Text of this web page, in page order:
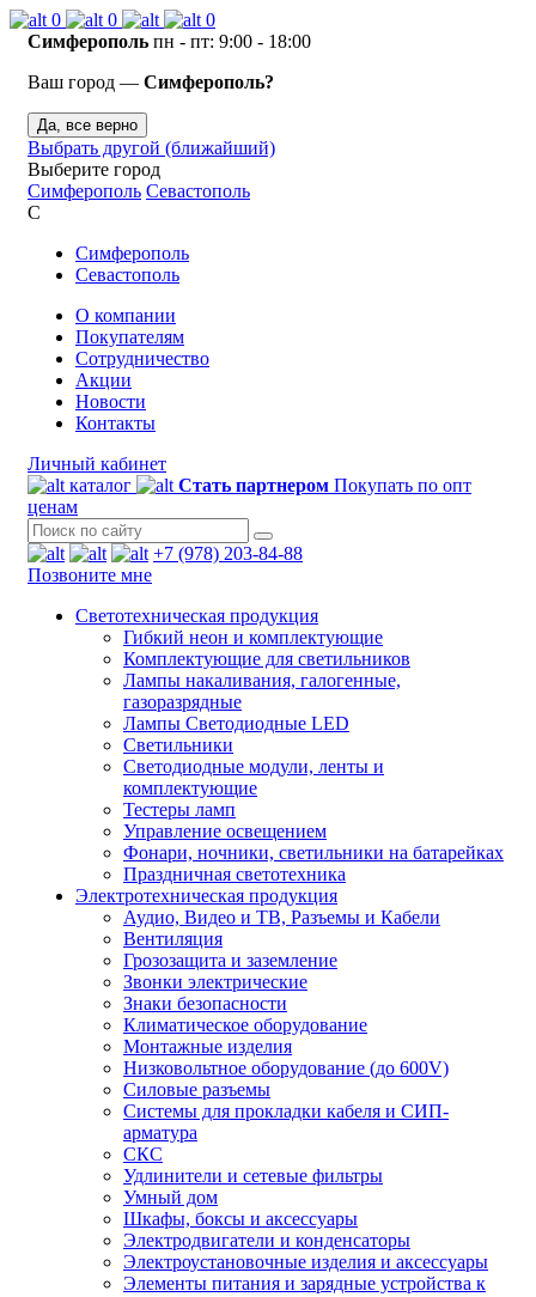
0 0
0
Симферополь пн - пт: 9:00 - 18:00
Ваш город — Симферополь?
Да, все верно
Выбрать другой (ближайший)
Выберите город
Симферополь Севастополь
С
Симферополь
Севастополь
О компании
Покупателям
Сотрудничество
Акции
Новости
Контакты
Личный кабинет
каталог
Стать партнером Покупать по опт
ценам
+7 (978) 203-84-88
Позвоните мне
Светотехническая продукция
Гибкий неон и комплектующие
Комплектующие для светильников
Лампы накаливания, галогенные,
газоразрядные
Лампы Светодиодные LED
Светильники
Светодиодные модули, ленты и
комплектующие
Тестеры ламп
Управление освещением
Фонари, ночники, светильники на батарейках
Праздничная светотехника
Электротехническая продукция
Аудио, Видео и ТВ, Разъемы и Кабели
Вентиляция
Грозозащита и заземление
Звонки электрические
Знаки безопасности
Климатическое оборудование
Монтажные изделия
Низковольтное оборудование (до 600V)
Силовые разъемы
Системы для прокладки кабеля и СИП-
арматура
СКС
Удлинители и сетевые фильтры
Умный дом
Шкафы, боксы и аксессуары
Электродвигатели и конденсаторы
Электроустановочные изделия и аксессуары
Элементы питания и зарядные устройства к